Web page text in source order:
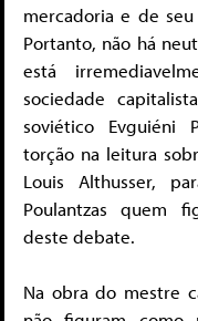
mercadoria e de
Portanto, não há
está
sociedade
soviético Evguiéni
torção na leitura
Louis Althusser,
Poulantzas quem
deste debate.
Na obra do mestre